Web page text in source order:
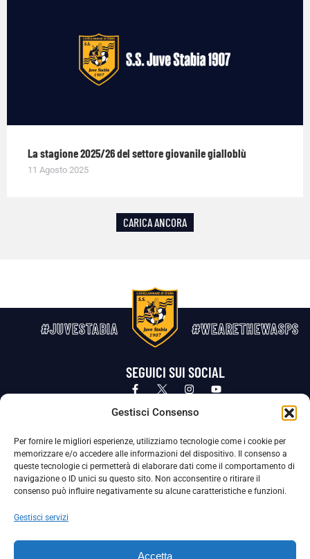
Gestisci Consenso
Per fornire le migliori esperienze, utilizziamo tecnologie come i cookie per
memorizzare e/o accedere alle informazioni del dispositivo. Il consenso a
queste tecnologie ci permetterà di elaborare dati come il comportamento di
navigazione o ID unici su questo sito. Non acconsentire o ritirare il
consenso può influire negativamente su alcune caratteristiche e funzioni.
Gestisci servizi
Accetta
La stagione 2025/26 del settore giovanile gialloblù
11 Agosto 2025
CARICA ANCORA
#JUVESTABIA #WEARETHEWASPS
SEGUICI SUI SOCIAL
Privacy Policy Cookie Policy
La Società ha nominato il Responsabile della Protezione dei Dati Personali (DPO), figura specializzata che vigila sulle modalità
adottate dalla nostra Società per tutelare i Suoi dati personali.
Per contattare il DPO può scrivere a